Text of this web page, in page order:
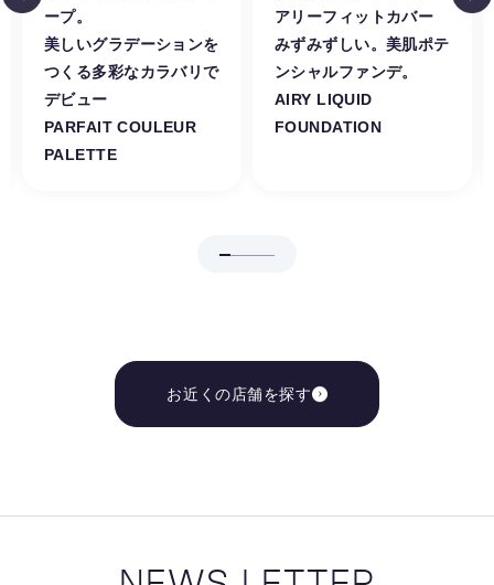
ープ。
美しいグラデーションを
つくる多彩なカラバリで
デビュー
PARFAIT COULEUR
PALETTE
アリーフィットカバー
みずみずしい。美肌ポテ
ンシャルファンデ。
AIRY LIQUID
FOUNDATION
お近くの店舗を探す